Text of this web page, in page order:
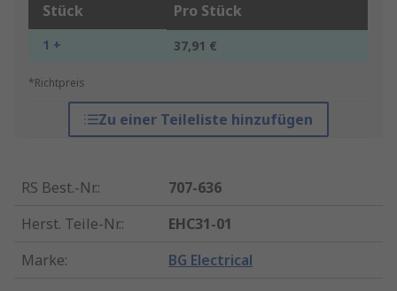
Stück Pro Stück
1 + 37,91 €
*Richtpreis
Zu einer Teileliste hinzufügen
RS Best.-Nr.:
707-636
Herst. Teile-Nr.:
EHC31-01
Marke: BG Electrical